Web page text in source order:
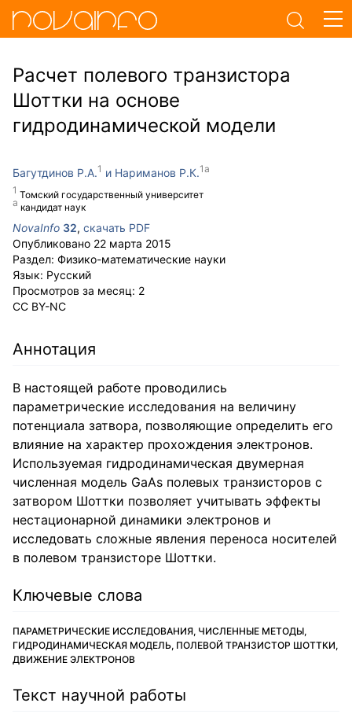
Расчет полевого транзистора
Шоттки на основе
гидродинамической модели
Багутдинов Р.А.
Томский государственный университет
Нариманов Р.К.
кандидат наук
NovaInfo 32, скачать PDF
Опубликовано 22 марта 2015
Раздел: Физико-математические науки
Язык: Русский
Просмотров за месяц: 2
CC BY-NC
Аннотация
В настоящей работе проводились
параметрические исследования на величину
потенциала затвора, позволяющие определить его
влияние на характер прохождения электронов.
Используемая гидродинамическая двумерная
численная модель GaAs полевых транзисторов с
затвором Шоттки позволяет учитывать эффекты
нестационарной динамики электронов и
исследовать сложные явления переноса носителей
в полевом транзисторе Шоттки.
Ключевые слова
ПАРАМЕТРИЧЕСКИЕ ИССЛЕДОВАНИЯ, ЧИСЛЕННЫЕ МЕТОДЫ,
ГИДРОДИНАМИЧЕСКАЯ МОДЕЛЬ, ПОЛЕВОЙ ТРАНЗИСТОР ШОТТКИ,
ДВИЖЕНИЕ ЭЛЕКТРОНОВ
Текст научной работы